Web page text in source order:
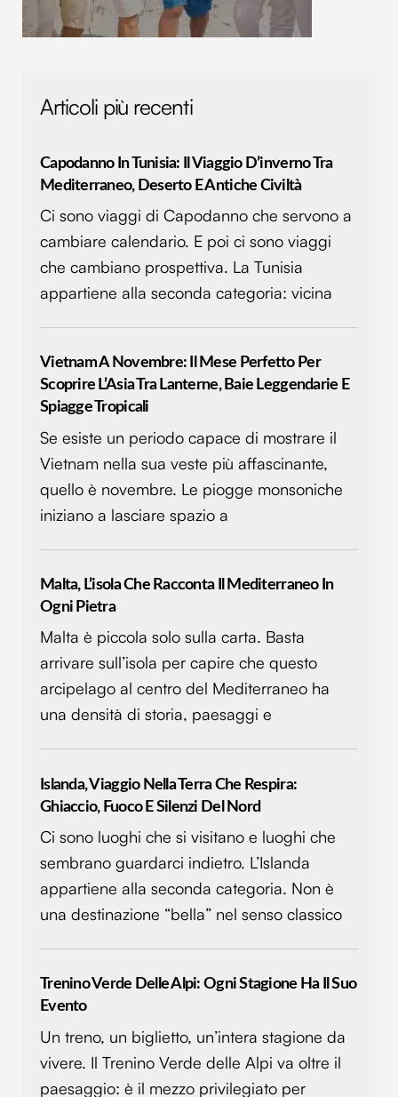
analizzare il nostro traffico. Condividiamo inoltre
informazioni sul modo in cui utilizzi il nostro sito con i
con altre informazioni che hai fornito loro o che hanno
raccolto dal tuo utilizzo dei loro servizi.
Articoli più recenti
Capodanno In Tunisia: Il Viaggio D’inverno Tra
Mediterraneo, Deserto E Antiche Civiltà
Ci sono viaggi di Capodanno che servono a
cambiare calendario. E poi ci sono viaggi
che cambiano prospettiva. La Tunisia
appartiene alla seconda categoria: vicina
Vietnam A Novembre: Il Mese Perfetto Per
Scoprire L’Asia Tra Lanterne, Baie Leggendarie E
Spiagge Tropicali
Se esiste un periodo capace di mostrare il
Vietnam nella sua veste più affascinante,
quello è novembre. Le piogge monsoniche
iniziano a lasciare spazio a
Malta, L’isola Che Racconta Il Mediterraneo In
Ogni Pietra
Malta è piccola solo sulla carta. Basta
arrivare sull’isola per capire che questo
arcipelago al centro del Mediterraneo ha
una densità di storia, paesaggi e
Islanda, Viaggio Nella Terra Che Respira:
Ghiaccio, Fuoco E Silenzi Del Nord
Ci sono luoghi che si visitano e luoghi che
sembrano guardarci indietro. L’Islanda
appartiene alla seconda categoria. Non è
una destinazione “bella” nel senso classico
Trenino Verde Delle Alpi: Ogni Stagione Ha Il Suo
Evento
Un treno, un biglietto, un’intera stagione da
vivere. Il Trenino Verde delle Alpi va oltre il
paesaggio: è il mezzo privilegiato per